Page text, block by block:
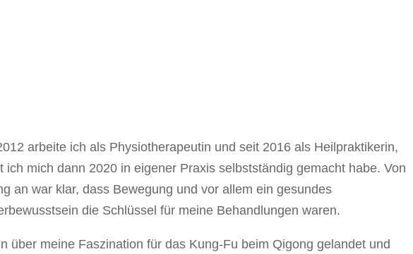
arbeite ich als Physiotherapeutin und seit 2016 als Heilpraktikerin,
ich mich dann 2020 in eigener Praxis selbstständig gemacht habe. Von
an war klar, dass Bewegung und vor allem ein gesundes
die Schlüssel für meine Behandlungen waren.
über meine Faszination für das Kung-Fu beim Qigong gelandet und